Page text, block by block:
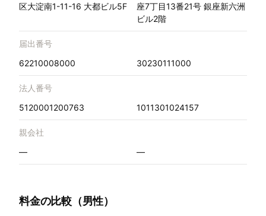
区大淀南1-11-16 大都ビル5F
座7丁目13番21号 銀座新六洲
ビル2階
届出番号
62210008000
30230111000
法人番号
5120001200763
1011301024157
親会社
—
—
料金の比較（男性）